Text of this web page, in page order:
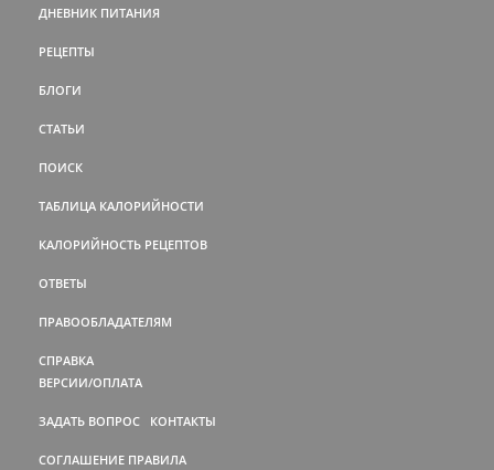
ДНЕВНИК ПИТАНИЯ
РЕЦЕПТЫ
БЛОГИ
СТАТЬИ
ПОИСК
ТАБЛИЦА КАЛОРИЙНОСТИ
КАЛОРИЙНОСТЬ РЕЦЕПТОВ
ОТВЕТЫ
ПРАВООБЛАДАТЕЛЯМ
СПРАВКА
ВЕРСИИ/ОПЛАТА
ЗАДАТЬ ВОПРОС КОНТАКТЫ
СОГЛАШЕНИЕ ПРАВИЛА